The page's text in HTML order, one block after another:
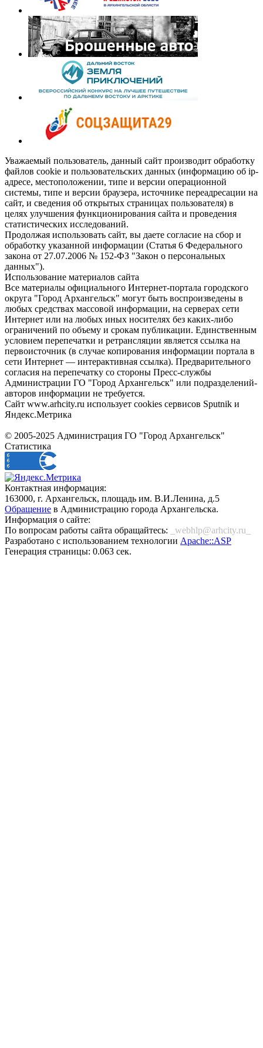
Уважаемый пользователь, данный сайт производит обработку
файлов cookie и пользовательских данных (информацию об ip-
адресе, местоположении, типе и версии операционной
системы, типе и версии браузера, источнике переадресации на
сайт, и сведения об открытых страницах пользователя) в
целях улучшения функционирования сайта и проведения
статистических исследований.
Продолжая использовать сайт, вы даете согласие на сбор и
обработку указанной информации (Статья 6 Федерального
закона от 27.07.2006 № 152-ФЗ "Закон о персональных
данных").
Использование материалов сайта
Все материалы официального Интернет-портала городского
округа "Город Архангельск" могут быть воспроизведены в
любых средствах массовой информации, на серверах сети
Интернет или на любых иных носителях без каких-либо
ограничений по объему и срокам публикации. Единственным
условием перепечатки и ретрансляции является ссылка на
первоисточник (в случае копирования информации портала в
сети Интернет — интерактивная ссылка). Предварительного
согласия на перепечатку со стороны Пресс-службы
Администрации ГО "Город Архангельск" или подразделений-
авторов информации не требуется.
Сайт www.arhcity.ru использует cookies сервисов Sputnik и
Яндекс.Метрика
© 2005-2025 Администрация ГО "Город Архангельск"
Статистика
Контактная информация:
163000, г. Архангельск, площадь им. В.И.Ленина, д.5
Обращение в Администрацию города Архангельска.
Информация о сайте:
По вопросам работы сайта обращайтесь:
_webhlp@arhcity.ru_
Разработано с использованием технологии Apache::ASP
Генерация страницы: 0.063 сек.